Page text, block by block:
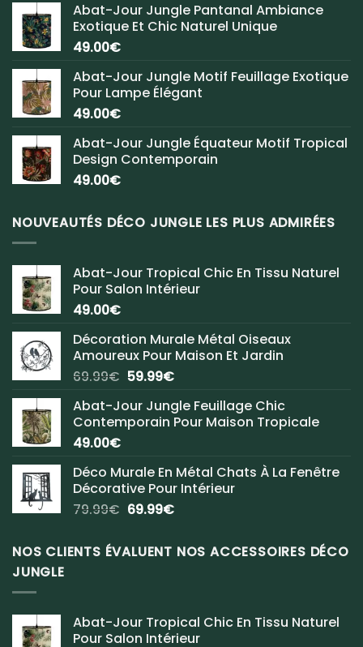
prix :
13.00€
Abat-Jour Jungle Pantanal Ambiance
Exotique Et Chic Naturel Unique
49.00€
Abat-Jour Jungle Motif Feuillage Exotique
Pour Lampe Élégant
49.00€
Abat-Jour Jungle Équateur Motif Tropical
Design Contemporain
49.00€
NOUVEAUTÉS DÉCO JUNGLE LES PLUS ADMIRÉES
Abat-Jour Tropical Chic En Tissu Naturel
Pour Salon Intérieur
49.00€
Décoration Murale Métal Oiseaux
Amoureux Pour Maison Et Jardin
69.99€ Le
initial
était :
59.99€Le
actuel
est :
Abat-Jour Jungle Feuillage Chic
Contemporain Pour Maison Tropicale
49.00€
Déco Murale En Métal Chats À La Fenêtre
Décorative Pour Intérieur
79.99€ Le
initial
était :
69.99€Le
actuel
est :
NOS CLIENTS ÉVALUENT NOS ACCESSOIRES DÉCO
JUNGLE
Abat-Jour Tropical Chic En Tissu Naturel
Pour Salon Intérieur